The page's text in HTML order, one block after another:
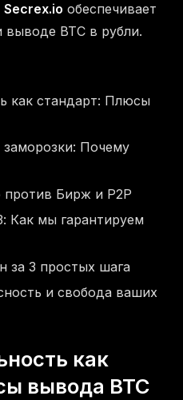
Secrex.io обеспечивает
выводе BTC в рубли.
как стандарт: Плюсы
Почему
против Бирж и P2P
Как мы гарантируем
за 3 простых шага
и свобода ваших
как
вывода BTC